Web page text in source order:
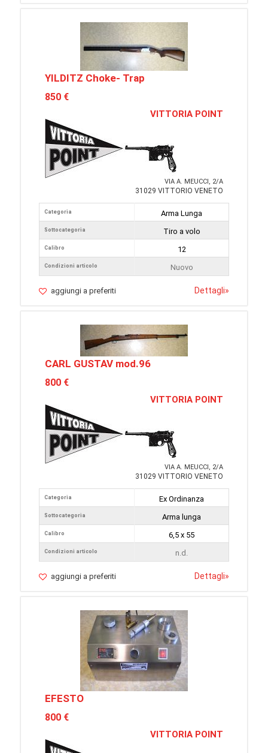
YILDITZ Choke- Trap
850 €
VITTORIA POINT
VIA A. MEUCCI, 2/A
31029 VITTORIO VENETO
Categoria
Sottocategoria
Calibro
Condizioni articolo
Arma Lunga
Tiro a volo
12
Nuovo
aggiungi a preferiti Dettagli»
CARL GUSTAV mod.96
800 €
VITTORIA POINT
VIA A. MEUCCI, 2/A
31029 VITTORIO VENETO
Categoria
Sottocategoria
Calibro
Condizioni articolo
Ex Ordinanza
Arma lunga
6,5 x 55
n.d.
aggiungi a preferiti Dettagli»
EFESTO
800 €
VITTORIA POINT